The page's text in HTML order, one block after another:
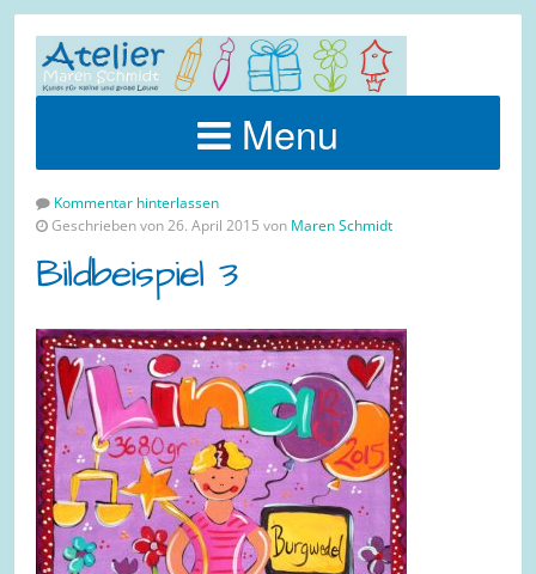
Menu
Kommentar hinterlassen
Geschrieben von 26. April 2015 von Maren Schmidt
Bildbeispiel 3